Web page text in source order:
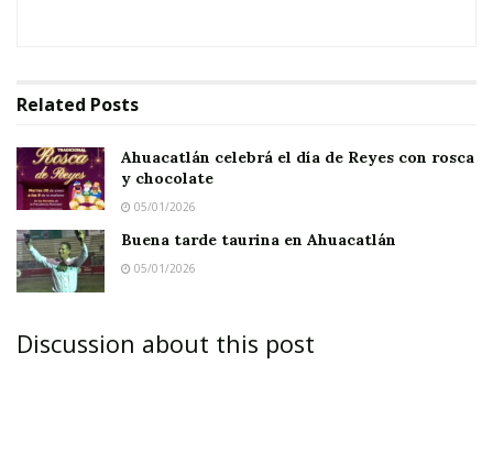
AHUACATLÁN.-En sesión solemne de Cabildo,
Related Posts
Ahuacatlán celebrá el día de Reyes con rosca
y chocolate
05/01/2026
Buena tarde taurina en Ahuacatlán
05/01/2026
Discussion about this post